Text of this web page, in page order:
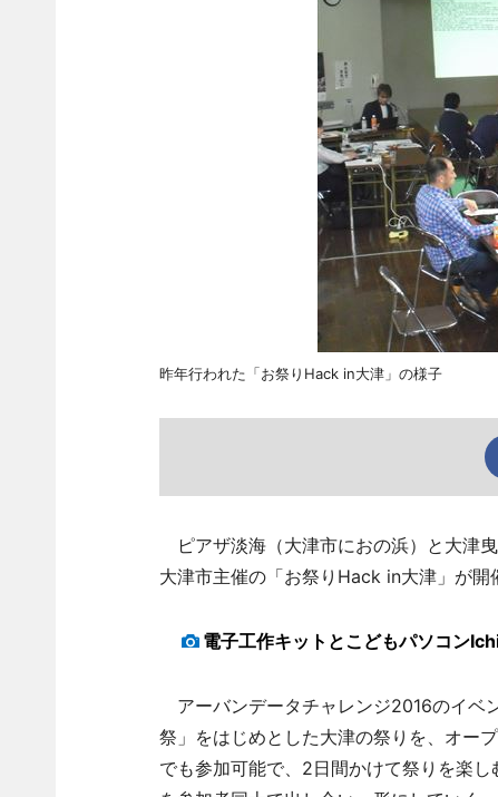
昨年行われた「お祭りHack in大津」の様子
ピアザ淡海（大津市におの浜）と大津
大津市主催の「お祭りHack in大津」が開
電子工作キットとこどもパソコン
アーバンデータチャレンジ2016のイベ
祭」をはじめとした大津の祭りを、オー
でも参加可能で、2日間かけて祭りを楽